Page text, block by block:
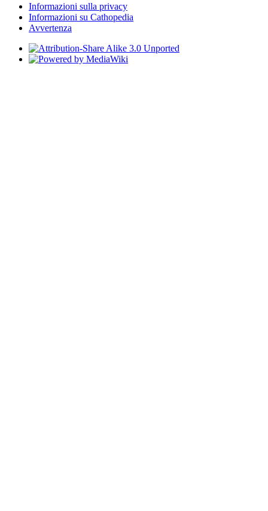
Informazioni sulla privacy
Informazioni su Cathopedia
Avvertenza